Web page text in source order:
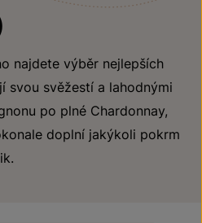
najdete výběr nejlepších
svou svěžestí a lahodnými
po plné Chardonnay,
doplní jakýkoli pokrm